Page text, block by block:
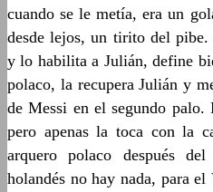
cuando se le metía, era un
desde lejos, un tirito del
y lo habilita a Julián, define
polaco, la recupera Julián y
de Messi en el segundo palo.
pero apenas la toca con la
arquero polaco después
holandés no hay nada, para